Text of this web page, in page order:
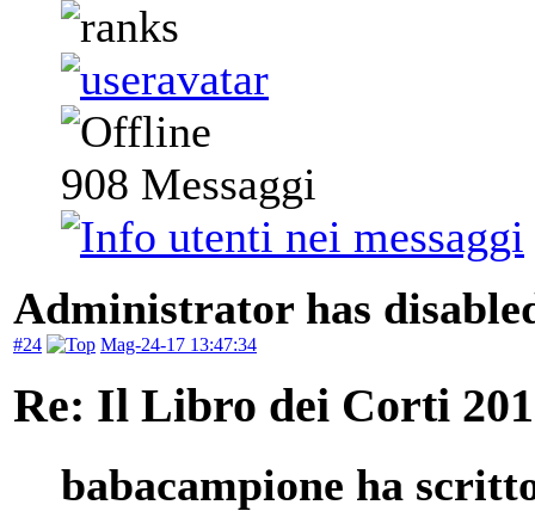
908 Messaggi
Administrator has
#24 Mag-24-17 13:47:34
Re: Il Libro dei Corti
babacampione ha